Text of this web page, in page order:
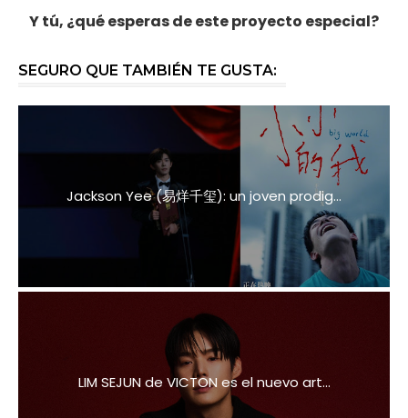
Y tú, ¿qué esperas de este proyecto especial?
SEGURO QUE TAMBIÉN TE GUSTA:
Jackson Yee (易烊千玺): un joven prodig...
LIM SEJUN de VICTON es el nuevo art...